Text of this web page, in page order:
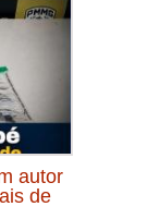
autor
de